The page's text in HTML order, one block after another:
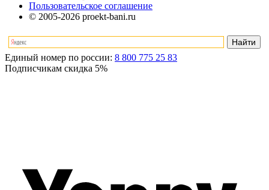
Пользовательское соглашение
© 2005-2026 proekt-bani.ru
Единый номер по россии: 8 800 775 25 83
Подписчикам скидка 5%